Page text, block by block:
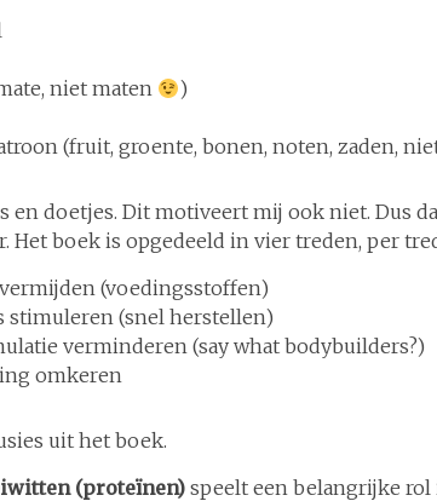
niet maten
)
(fruit, groente, bonen, noten, zaden,
en doetjes. Dit motiveert mij ook niet. Dus
Het boek is opgedeeld in vier treden, per
(voedingsstoffen)
stimuleren (snel herstellen)
verminderen (say what bodybuilders?)
omkeren
uit het boek.
(proteïnen)speelt een belangrijke